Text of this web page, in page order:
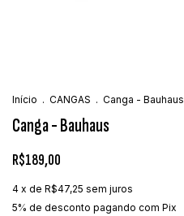
Início . CANGAS . Canga - Bauhaus
Canga - Bauhaus
R$189,00
4 x de R$47,25 sem juros
5% de desconto pagando com Pix